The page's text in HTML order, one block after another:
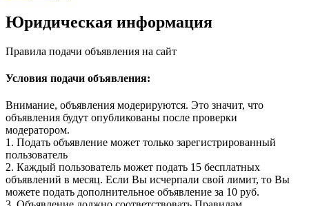
Юридическая информация
Правила подачи объявления на сайт
Условия подачи объявления:
Внимание, объявления модерируются. Это значит, что
объявления будут опубликованы после проверки
модератором.
1. Подать объявление может только зарегистрированный
пользователь
2. Каждый пользователь может подать 15 бесплатных
объявлений в месяц. Если Вы исчерпали свой лимит, то Вы
можете подать дополнительное объявление за 10 руб.